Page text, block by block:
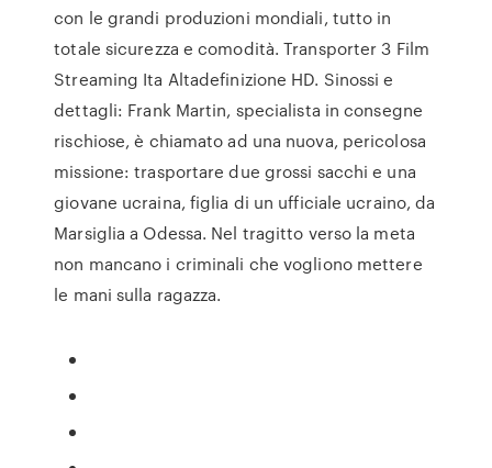
con le grandi produzioni mondiali, tutto in
totale sicurezza e comodità. Transporter 3 Film
Streaming Ita Altadefinizione HD. Sinossi e
dettagli: Frank Martin, specialista in consegne
rischiose, è chiamato ad una nuova, pericolosa
missione: trasportare due grossi sacchi e una
giovane ucraina, figlia di un ufficiale ucraino, da
Marsiglia a Odessa. Nel tragitto verso la meta
non mancano i criminali che vogliono mettere
le mani sulla ragazza.